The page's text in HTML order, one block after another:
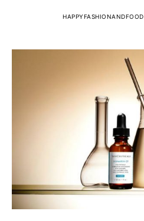
HAPPYFASHIONANDFOOD